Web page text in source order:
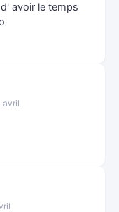
avoir le temps
avril